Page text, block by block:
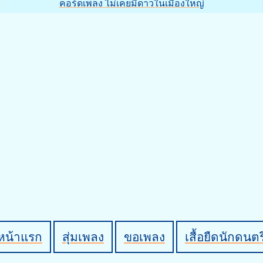
คอร์ดเพลง ไม่เคยมีดาวในเมืองใหญ่
น้าแรก สุ่มเพลง ขอเพลง เสื้อยืดนักดนต